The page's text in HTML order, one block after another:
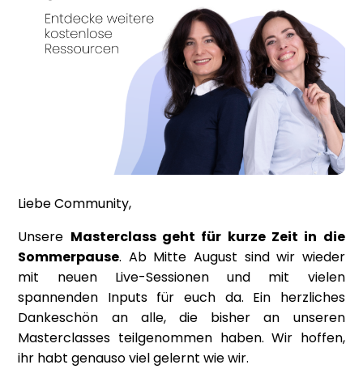
Liebe Community,
Unsere Masterclass geht für kurze Zeit in die
Sommerpause. Ab Mitte August sind wir wieder
mit neuen Live-Sessionen und mit vielen
spannenden Inputs für euch da. Ein herzliches
Dankeschön an alle, die bisher an unseren
Masterclasses teilgenommen haben. Wir hoffen,
ihr habt genauso viel gelernt wie wir.